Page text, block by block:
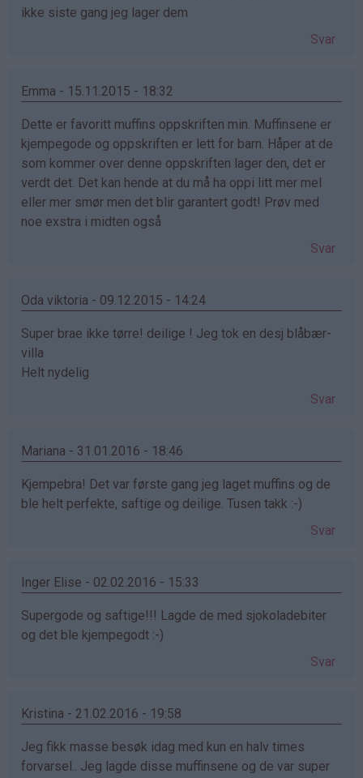
ikke siste gang jeg lager dem
Svar
Emma - 15.11.2015 - 18:32
Dette er favoritt muffins oppskriften min. Muffinsene er
kjempegode og oppskriften er lett for barn. Håper at de
som kommer over denne oppskriften lager den, det er
verdt det. Det kan hende at du må ha oppi litt mer mel
eller mer smør men det blir garantert godt! Prøv med
noe exstra i midten også
Svar
Oda viktoria - 09.12.2015 - 14:24
Super brae ikke tørre! deilige ! Jeg tok en desj blåbær-
villa
Helt nydelig
Svar
Mariana - 31.01.2016 - 18:46
Kjempebra! Det var første gang jeg laget muffins og de
ble helt perfekte, saftige og deilige. Tusen takk :-)
Svar
Inger Elise - 02.02.2016 - 15:33
Supergode og saftige!!! Lagde de med sjokoladebiter
og det ble kjempegodt :-)
Svar
Kristina - 21.02.2016 - 19:58
Jeg fikk masse besøk idag med kun en halv times
forvarsel.. Jeg lagde disse muffinsene og de var super